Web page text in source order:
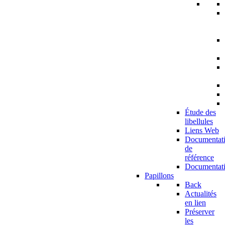
Étude des
libellules
Liens Web
de
référence
Papillons
Back
Actualités
en lien
Préserver
les